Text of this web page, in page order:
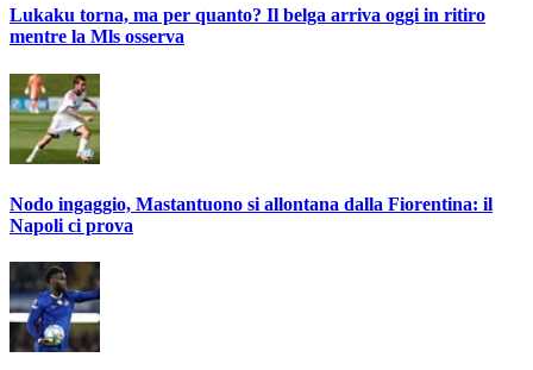
Lukaku torna, ma per quanto? Il belga arriva oggi in ritiro
mentre la Mls osserva
Nodo ingaggio, Mastantuono si allontana dalla Fiorentina: il
Napoli ci prova